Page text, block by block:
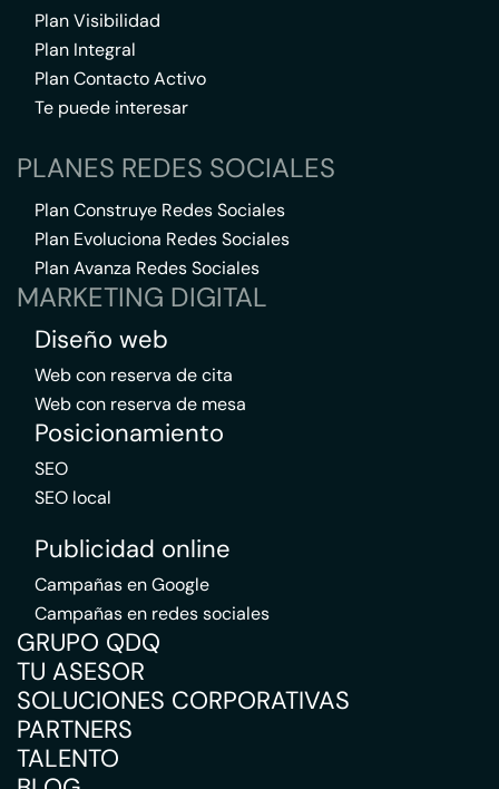
Plan Visibilidad
Plan Integral
Plan Contacto Activo
Te puede interesar
PLANES REDES SOCIALES
Plan Construye Redes Sociales
Plan Evoluciona Redes Sociales
Plan Avanza Redes Sociales
MARKETING DIGITAL
Diseño web
Web con reserva de cita
Web con reserva de mesa
Posicionamiento
SEO
SEO local
Publicidad online
Campañas en Google
Campañas en redes sociales
GRUPO QDQ
TU ASESOR
SOLUCIONES CORPORATIVAS
PARTNERS
TALENTO